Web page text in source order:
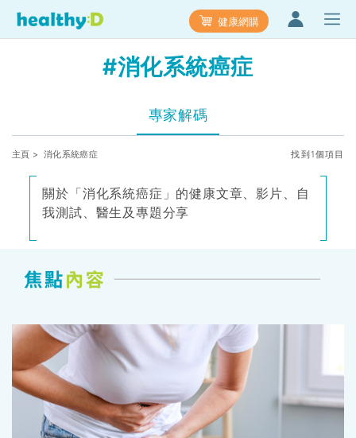
健康網購
#消化系統癌症
專家解碼
主頁 > 消化系統癌症 找到1個項目
關於「消化系統癌症」的健康文章、影片、自
我測試、醫生及專題分享